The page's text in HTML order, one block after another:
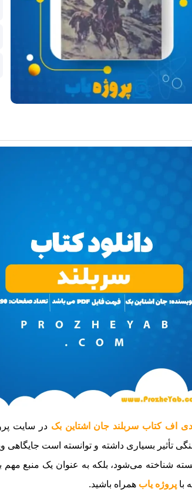
اف کتاب سربلند جان اشتاین بکدر سایت
تأثیر بسیاری داشته و توانسته است جایگاهی
شناخته می‌شود، بلکه به عنوان یک منبع مهم
با پروژه یاب همراه باشید.